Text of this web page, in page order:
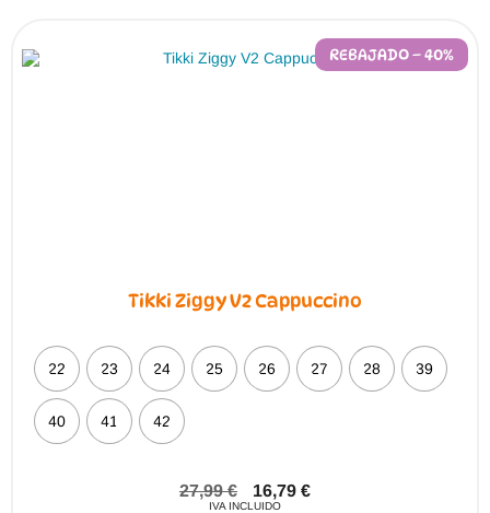
REBAJADO – 40%
Tikki Ziggy V2 Cappuccino
22 23 24 25 26 27 28 39
40 41 42
27,99€ 16,79 €
IVA INCLUIDO